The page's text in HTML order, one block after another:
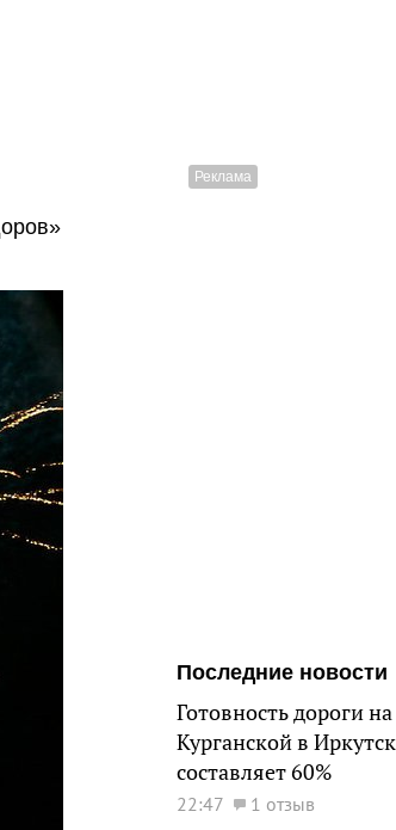
Последние новости
Готовность дороги на
Курганской в
составляет 60%
22:47 1 отзыв